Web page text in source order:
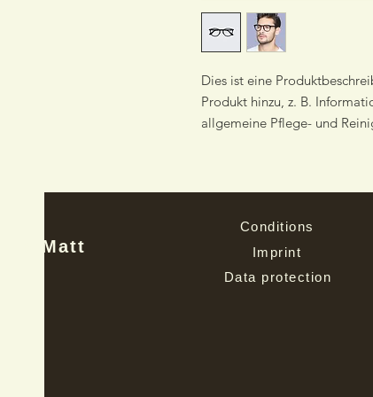
Dies ist eine
Produkt hinzu, z. B.
allgemeine Pflege- und
Conditions
s'Matt
Imprint
Data protection